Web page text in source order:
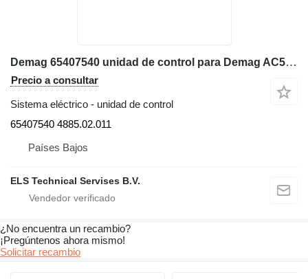
Demag 65407540 unidad de control para Demag AC50, AC80 grúa móvil
Precio a consultar
Sistema eléctrico - unidad de control
65407540 4885.02.011
Países Bajos
ELS Technical Servises B.V.
¿No encuentra un recambio?
¡Pregúntenos ahora mismo!
Solicitar recambio